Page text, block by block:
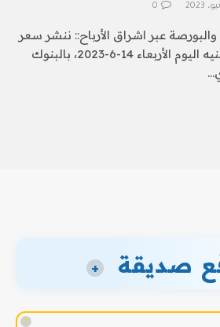
0
والبورصة عبر اشراق الأرباح:: ننشر سعر
الريال القطرى أمام الجنيه اليوم الأربعاء 14-6-2023، بالبنوك
صديقة +
!